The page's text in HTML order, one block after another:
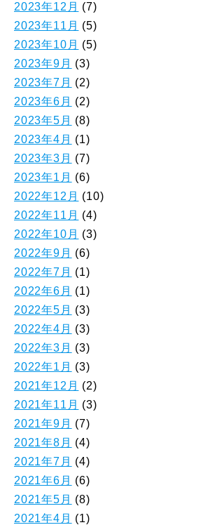
2023年12月 (7)
2023年11月 (5)
2023年10月 (5)
2023年9月 (3)
2023年7月 (2)
2023年6月 (2)
2023年5月 (8)
2023年4月 (1)
2023年3月 (7)
2023年1月 (6)
2022年12月 (10)
2022年11月 (4)
2022年10月 (3)
2022年9月 (6)
2022年7月 (1)
2022年6月 (1)
2022年5月 (3)
2022年4月 (3)
2022年3月 (3)
2022年1月 (3)
2021年12月 (2)
2021年11月 (3)
2021年9月 (7)
2021年8月 (4)
2021年7月 (4)
2021年6月 (6)
2021年5月 (8)
2021年4月 (1)